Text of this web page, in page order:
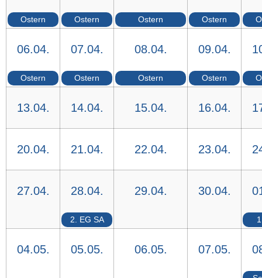
Ostern Ostern Ostern Ostern
06.04.
Ostern
07.04.
Ostern
08.04.
Ostern
09.04.
Ostern
13.04. 14.04. 15.04. 16.04.
20.04. 21.04. 22.04. 23.04.
27.04. 28.04.
2. EG SA
29.04. 30.04.
04.05. 05.05. 06.05. 07.05.